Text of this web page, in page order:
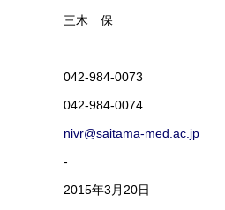
三木 保
042-984-0073
042-984-0074
nivr@saitama-med.ac.jp
-
2015年3月20日